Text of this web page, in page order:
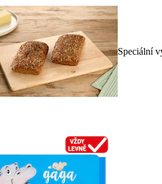
Speciální